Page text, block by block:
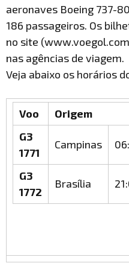
aeronaves Boeing 737-
186 passageiros. Os
no site
nas agências de viagem.
Veja abaixo os horários
Voo Origem
G3
1771
Campinas
G3
1772
Brasília